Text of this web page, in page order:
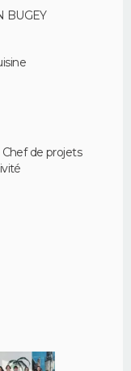
BUGEY
de projets